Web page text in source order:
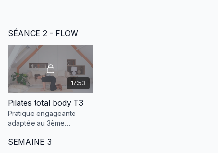
SÉANCE 2 - FLOW
17:53
Pilates total body T3
Pratique engageante
adaptée au 3ème
pour les mamas qui ont
SEMAINE 3